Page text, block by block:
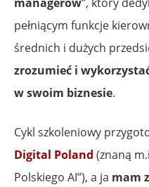
pełniącym funkcje
średnich i dużych
zrozumieć i
w swoim biznesie.
Cykl szkoleniowy
Digital Poland (znaną
Polskiego AI”), a ja mam